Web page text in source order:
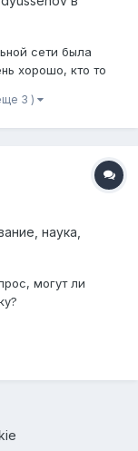
сети была
хорошо, кто то
нам носить
3 )
наука,
могут ли